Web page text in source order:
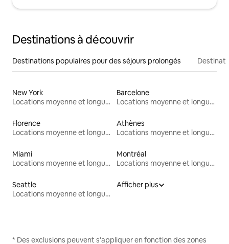
Destinations à découvrir
Destinations populaires pour des séjours prolongés
New York
Locations moyenne et longue durée
Barcelone
Locations moyenne et longue durée
Florence
Locations moyenne et longue durée
Athènes
Locations moyenne et longue durée
Miami
Locations moyenne et longue durée
Montréal
Locations moyenne et longue durée
Seattle
Locations moyenne et longue durée
Afficher plus
* Des exclusions peuvent s'appliquer en fonction des zones